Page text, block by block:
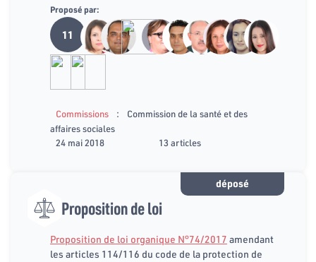
Proposé par:
11
Commissions :
Commission de la santé et des
affaires sociales
24 mai 2018
13 articles
déposé
Proposition de loi
Proposition de loi organique N°74/2017 amendant
les articles 114/116 du code de la protection de